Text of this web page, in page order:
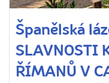
Španělská
SLAVNOSTI
ŘÍMANŮ V